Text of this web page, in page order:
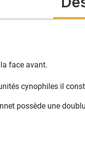
face avant.
cynophiles il
possède une